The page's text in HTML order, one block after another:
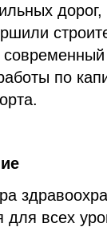
по
для всех